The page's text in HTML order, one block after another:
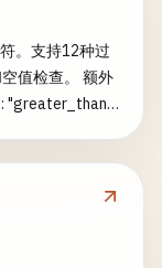
。支持12种过
查。 额外
"greater_than",